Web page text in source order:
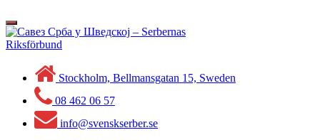
to
content
Toggle
navigation
Stockholm, Bellmansgatan 15, Sweden
08 462 06 57
info@svenskserber.se